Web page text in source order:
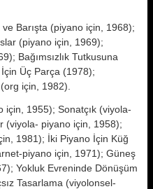
Barışta (piyano için, 1968);
(piyano için, 1969);
Bağımsızlık Tutkusuna
Üç Parça (1978);
için, 1982).
için, 1955); Sonatçık (viyola-
(viyola- piyano için, 1958);
1981); İki Piyano İçin Küğ
piyano için, 1971); Güneş
Yokluk Evreninde Dönüşüm
Tasarlama (viyolonsel-